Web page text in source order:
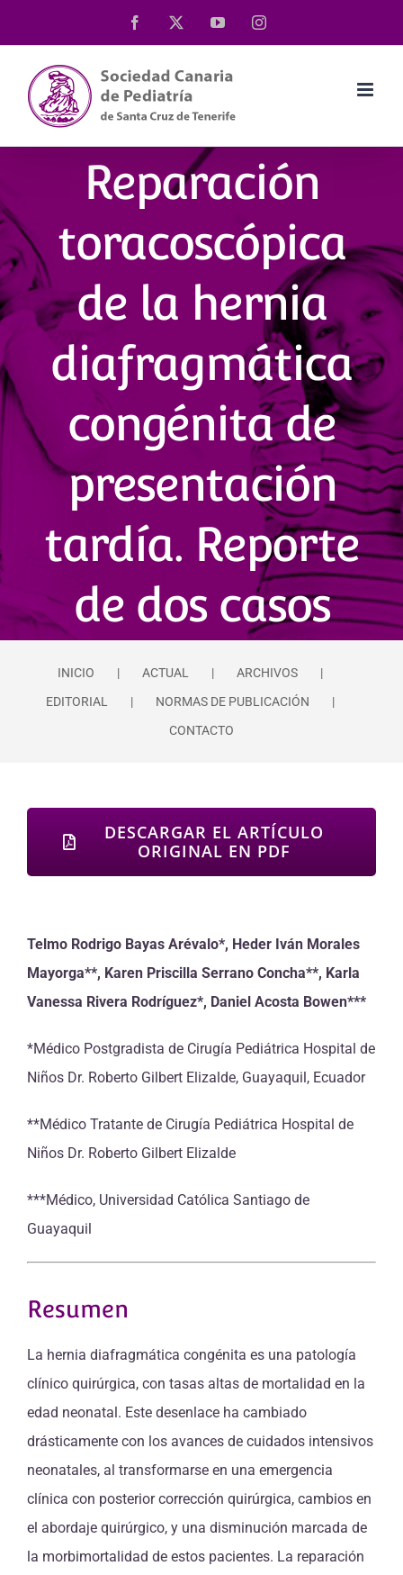
al
contenido
Facebook YouTubeInstagram
Reparación
toracoscópica
de la hernia
diafragmática
congénita de
presentación
tardía. Reporte
de dos casos
INICIO ACTUAL
ARCHIVOS
EDITORIAL
NORMAS DE PUBLICACIÓN
CONTACTO
DESCARGAR EL ARTÍCULO
ORIGINAL EN PDF
Telmo Rodrigo Bayas Arévalo*, Heder Iván Morales
Mayorga**, Karen Priscilla Serrano Concha**, Karla
Vanessa Rivera Rodríguez*, Daniel Acosta Bowen***
*Médico Postgradista de Cirugía Pediátrica Hospital de
Niños Dr. Roberto Gilbert Elizalde, Guayaquil, Ecuador
**Médico Tratante de Cirugía Pediátrica Hospital de
Niños Dr. Roberto Gilbert Elizalde
***Médico, Universidad Católica Santiago de
Guayaquil
Resumen
La hernia diafragmática congénita es una patología
clínico quirúrgica, con tasas altas de mortalidad en la
edad neonatal. Este desenlace ha cambiado
drásticamente con los avances de cuidados intensivos
neonatales, al transformarse en una emergencia
clínica con posterior corrección quirúrgica, cambios en
el abordaje quirúrgico, y una disminución marcada de
la morbimortalidad de estos pacientes. La reparación